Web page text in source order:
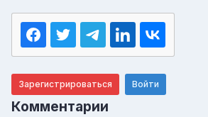
Зарегистрироваться Войти
Комментарии